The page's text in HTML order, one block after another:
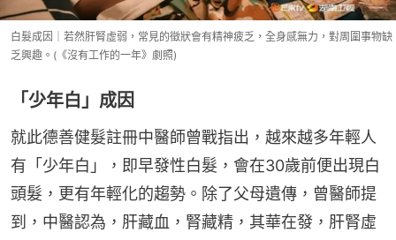
白髮成因｜若然肝腎虛弱，常見的徵狀會有精神疲乏，全身感無力，對周圍事物缺
乏興趣。(《沒有工作的一年》劇照)
「少年白」成因
就此德善健髮註冊中醫師曾戰指出，越來越多年輕人
有「少年白」，即早發性白髮，會在30歲前便出現白
頭髮，更有年輕化的趨勢。除了父母遺傳，曾醫師提
到，中醫認為，肝藏血，腎藏精，其華在發，肝腎虛